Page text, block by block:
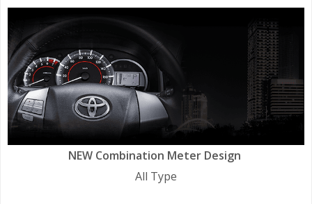
NEW Combination Meter Design
All Type